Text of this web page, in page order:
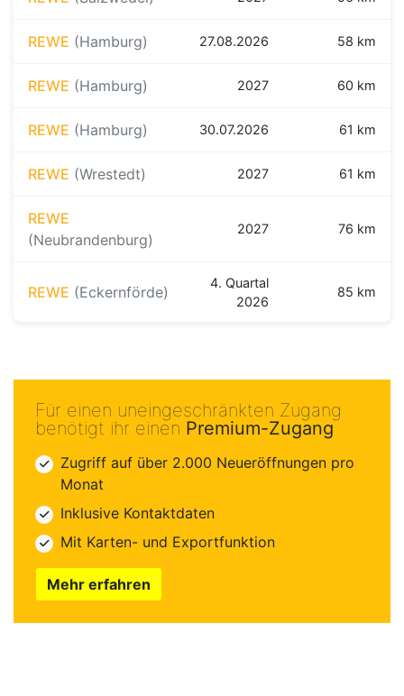
REWE (Hamburg) 27.08.2026 58 km
REWE (Hamburg) 2027 60 km
REWE (Hamburg) 30.07.2026 61 km
REWE (Wrestedt) 2027 61 km
REWE
(Neubrandenburg)
2027 76 km
REWE (Eckernförde)
4. Quartal
2026
85 km
Für einen uneingeschränkten Zugang
benötigt ihr einen Premium-Zugang
Zugriff auf über 2.000 Neueröffnungen pro
Monat
Inklusive Kontaktdaten
Mit Karten- und Exportfunktion
Mehr erfahren